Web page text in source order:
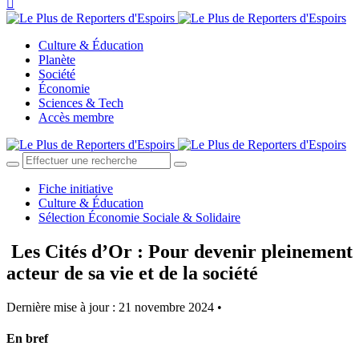
Culture & Éducation
Planète
Société
Économie
Sciences & Tech
Accès membre
Fiche initiative
Culture & Éducation
Sélection Économie Sociale & Solidaire
Les Cités d’Or : Pour devenir pleinement
acteur de sa vie et de la société
Dernière mise à jour : 21 novembre 2024 •
En bref